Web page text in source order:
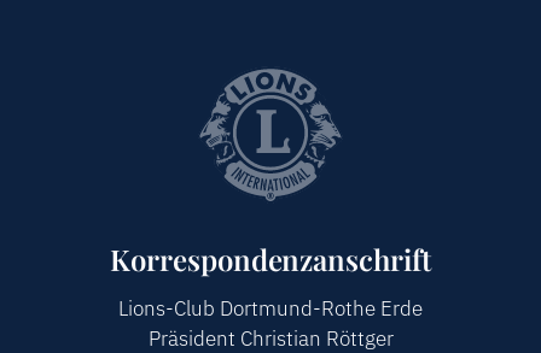
ZIELE
KONTAKT
LOGIN
Korrespondenzanschrift
Lions-Club Dortmund-Rothe Erde
Präsident Christian Röttger